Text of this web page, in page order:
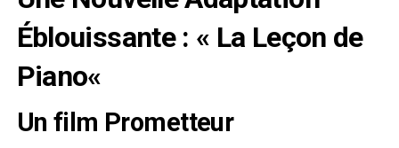
Éblouissante : « La Leçon de
Piano«
Un film Prometteur